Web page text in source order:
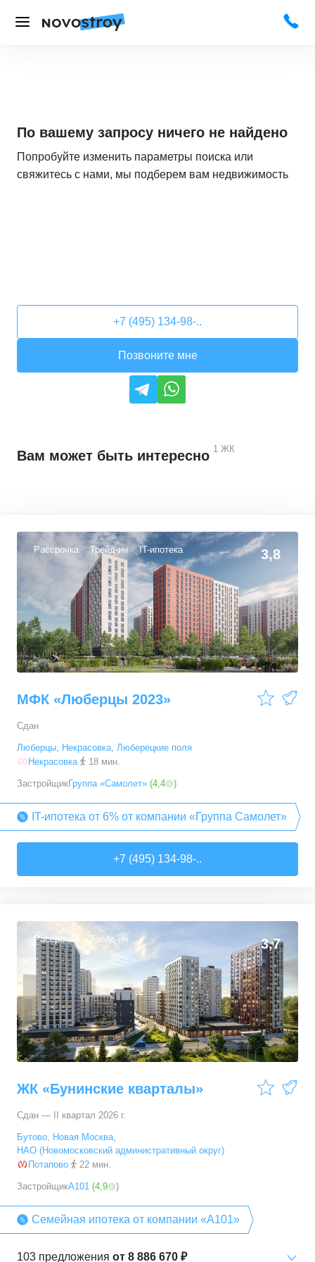
По вашему запросу ничего не найдено
Попробуйте изменить параметры поиска или
свяжитесь с нами, мы подберем вам недвижимость
+7 (495) 134-98-..
Позвоните мне
Вам может быть интересно 1 ЖК
Рассрочка Трейд-ин IT-ипотека 3,8
МФК «Люберцы 2023»
Сдан
Люберцы, Некрасовка, Люберецкие поля
Некрасовка
18 мин.
ЗастройщикГруппа «Самолет» (4,4 )
IT-ипотека от 6% от компании «Группа Самолет»
+7 (495) 134-98-..
Рассрочка Трейд-ин 3,7
ЖК «Бунинские кварталы»
Сдан — II квартал 2026 г.
Бутово, Новая Москва,
НАО (Новомосковский административный округ)
Потапово
22 мин.
ЗастройщикА101 (4,9 )
Семейная ипотека от компании «А101»
103 предложения от 8 886 670 ₽